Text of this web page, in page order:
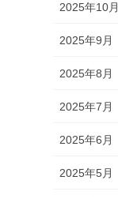
2025年10月
2025年9月
2025年8月
2025年7月
2025年6月
2025年5月